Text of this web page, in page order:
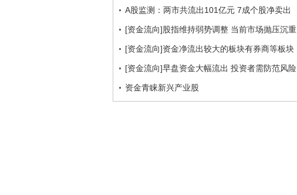
A股监测：两市共流出101亿元 7成个股净卖出
[资金流向]股指维持弱势调整 当前市场抛压沉重
[资金流向]资金净流出较大的板块有券商等板块
[资金流向]早盘资金大幅流出 投资者需防范风险
资金青睐新兴产业股